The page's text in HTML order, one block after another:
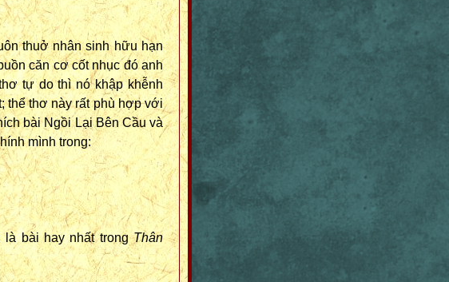
thuở nhân sinh hữu hạn
căn cơ cốt nhục đó anh
tự do thì nó khập khễnh
thể thơ này rất phù hợp với
bài Ngồi Lại Bên Cầu và
mình trong:
là bài hay nhất trongThân